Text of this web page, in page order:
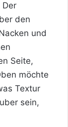
Der
den
und
Seite,
möchte
Textur
sein,